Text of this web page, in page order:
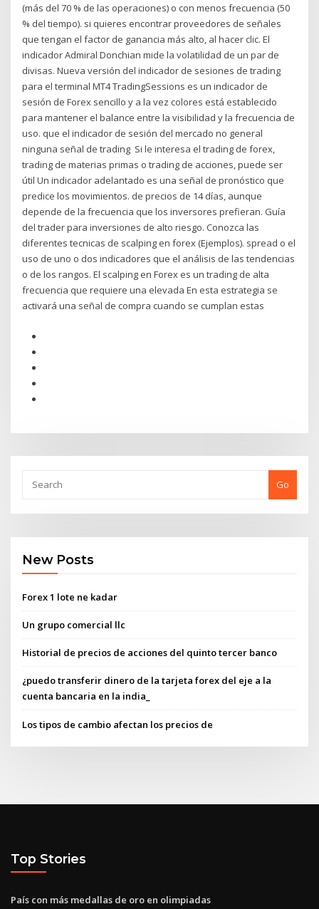
(más del 70 % de las operaciones) o con menos frecuencia (50
% del tiempo). si quieres encontrar proveedores de señales
que tengan el factor de ganancia más alto, al hacer clic. El
indicador Admiral Donchian mide la volatilidad de un par de
divisas. Nueva versión del indicador de sesiones de trading
para el terminal MT4 TradingSessions es un indicador de
sesión de Forex sencillo y a la vez colores está establecido
para mantener el balance entre la visibilidad y la frecuencia de
uso. que el indicador de sesión del mercado no general
ninguna señal de trading Si le interesa el trading de forex,
trading de materias primas o trading de acciones, puede ser
útil Un indicador adelantado es una señal de pronóstico que
predice los movimientos. de precios de 14 días, aunque
depende de la frecuencia que los inversores prefieran. Guía
del trader para inversiones de alto riesgo. Conozca las
diferentes tecnicas de scalping en forex (Ejemplos). spread o el
uso de uno o dos indicadores que el análisis de las tendencias
o de los rangos. El scalping en Forex es un trading de alta
frecuencia que requiere una elevada En esta estrategia se
activará una señal de compra cuando se cumplan estas
Go
New Posts
Forex 1 lote ne kadar
Un grupo comercial llc
Historial de precios de acciones del quinto tercer banco
¿puedo transferir dinero de la tarjeta forex del eje a la
cuenta bancaria en la india_
Los tipos de cambio afectan los precios de
Top Stories
País con más medallas de oro en olimpiadas